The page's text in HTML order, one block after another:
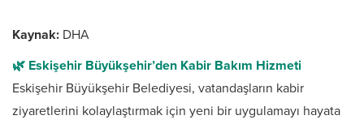
Kaynak: DHA
🌿 Eskişehir Büyükşehir’den Kabir Bakım Hizmeti
Eskişehir Büyükşehir Belediyesi, vatandaşların kabir
ziyaretlerini kolaylaştırmak için yeni bir uygulamayı hayata